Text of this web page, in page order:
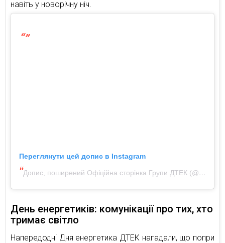
навіть у новорічну ніч.
Переглянути цей допис в Instagram
Допис, поширений Офіційна сторінка Групи ДТЕК (@dtek.ua)
День енергетиків: комунікації про тих, хто
тримає світло
Напередодні Дня енергетика ДТЕК нагадали, що попри